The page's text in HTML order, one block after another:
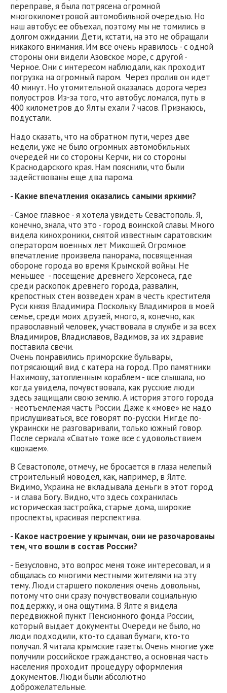
переправе, я была потрясена огромной
многокилометровой автомобильной очередью. Но
наш автобус ее объехал, поэтому мы не томились в
долгом ожидании. Дети, кстати, на это не обращали
никакого внимания. Им все очень нравилось - с одной
стороны они видели Азовское море, с другой -
Черное. Они с интересом наблюдали, как проходит
погрузка на огромный паром. Через пролив он идет
40 минут. Но утомительной оказалась дорога через
полуостров. Из-за того, что автобус ломался, путь в
400 километров до Ялты ехали 7 часов. Признаюсь,
подустали.
Надо сказать, что на обратном пути, через две
недели, уже не было огромных автомобильных
очередей ни со стороны Керчи, ни со стороны
Краснодарского края. Нам пояснили, что были
задействованы еще два парома.
- Какие впечатления оказались самыми яркими?
- Самое главное - я хотела увидеть Севастополь. Я,
конечно, знала, что это - город воинской славы. Много
видела кинохроники, снятой известным саратовским
оператором военных лет Микошей. Огромное
впечатление произвела панорама, посвященная
обороне города во время Крымской войны. Не
меньшее - посещение древнего Херсонеса, где
среди раскопок древнего города, развалин,
крепостных стен возведен храм в честь крестителя
Руси князя Владимира. Поскольку Владимиров в моей
семье, среди моих друзей, много, я, конечно, как
православный человек, участвовала в службе и за всех
Владимиров, Владиславов, Вадимов, за их здравие
поставила свечи.
Очень понравились приморские бульвары,
потрясающий вид с катера на город. Про памятники
Нахимову, затопленным кораблем - все слышала, но
когда увидела, почувствовала, как русские люди
здесь защищали свою землю. А история этого города
- неотъемлемая часть России. Даже к «мове» не надо
прислушиваться, все говорят по-русски. Нигде по-
украински не разговаривали, только южный говор.
После сериала «Сваты» тоже все с удовольствием
«шокаем».
В Севастополе, отмечу, не бросается в глаза нелепый
строительный новодел, как, например, в Ялте.
Видимо, Украина не вкладывала деньги в этот город
- и слава Богу. Видно, что здесь сохранилась
историческая застройка, старые дома, широкие
проспекты, красивая перспектива.
- Какое настроение у крымчан, они не разочарованы
тем, что вошли в состав России?
- Безусловно, это вопрос меня тоже интересовал, и я
общалась со многими местными жителями на эту
тему. Люди старшего поколения очень довольны,
потому что они сразу почувствовали социальную
поддержку, и она ощутима. В Ялте я видела
передвижной пункт Пенсионного фонда России,
который выдает документы. Очереди не было, но
люди подходили, кто-то сдавал бумаги, кто-то
получал. Я читала крымские газеты. Очень многие уже
получили российское гражданство, а основная часть
населения проходит процедуру оформления
документов. Люди были абсолютно
доброжелательные.